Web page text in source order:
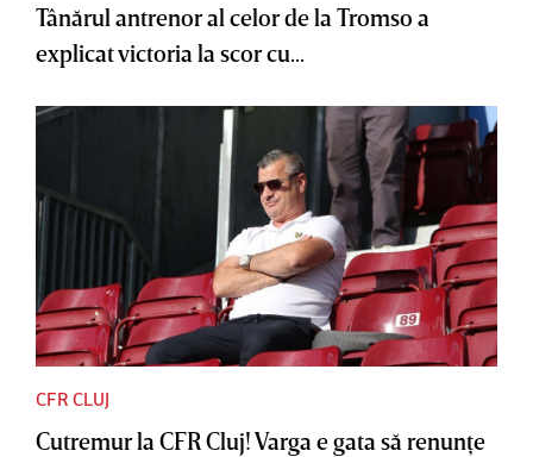
Tânărul antrenor al celor de la Tromso a
explicat victoria la scor cu...
CFR CLUJ
Cutremur la CFR Cluj! Varga e gata să renunţe